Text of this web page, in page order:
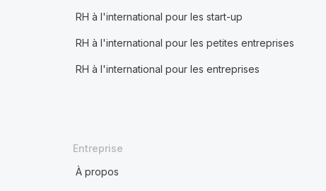
RH à l'international pour les start-up
RH à l'international pour les petites entreprises
RH à l'international pour les entreprises
Entreprise
À propos